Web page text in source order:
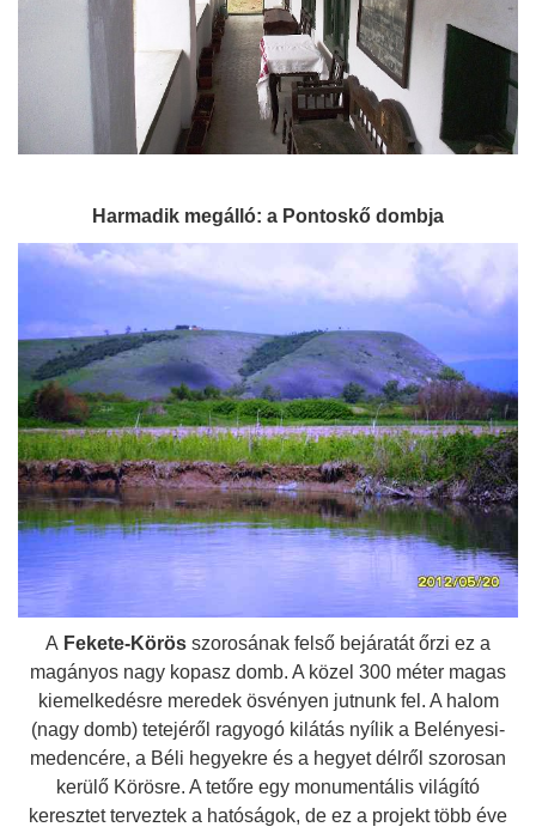
Harmadik megálló: a Pontoskő dombja
A Fekete-Körös szorosának felső bejáratát őrzi ez a
magányos nagy kopasz domb. A közel 300 méter magas
kiemelkedésre meredek ösvényen jutnunk fel. A halom
(nagy domb) tetejéről ragyogó kilátás nyílik a Belényesi-
medencére, a Béli hegyekre és a hegyet délről szorosan
kerülő Körösre. A tetőre egy monumentális világító
keresztet terveztek a hatóságok, de ez a projekt több éve